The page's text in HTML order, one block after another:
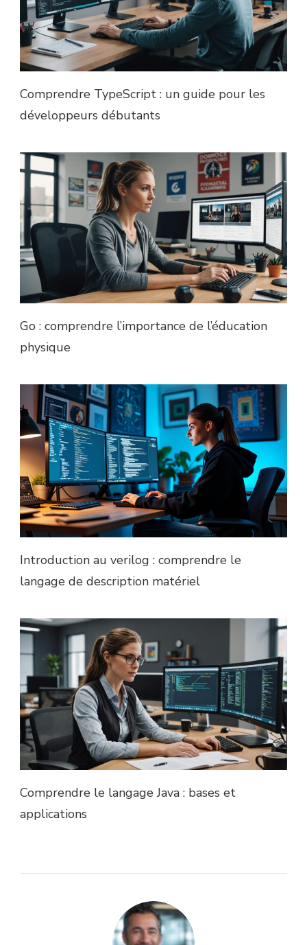
Comprendre TypeScript : un guide pour les
développeurs débutants
Go : comprendre l’importance de l’éducation
physique
Introduction au verilog : comprendre le
langage de description matériel
Comprendre le langage Java : bases et
applications